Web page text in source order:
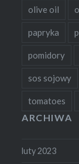
olive oil
papryka
pomidory
sos sojowy
tomatoes
ARCHIWA
luty 2023